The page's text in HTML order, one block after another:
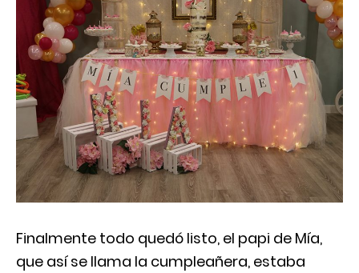
Finalmente todo quedó listo, el papi de Mía,
que así se llama la cumpleañera, estaba